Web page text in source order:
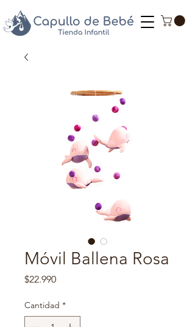
Móvil Ballena Rosa
$22.990Precio
Cantidad *